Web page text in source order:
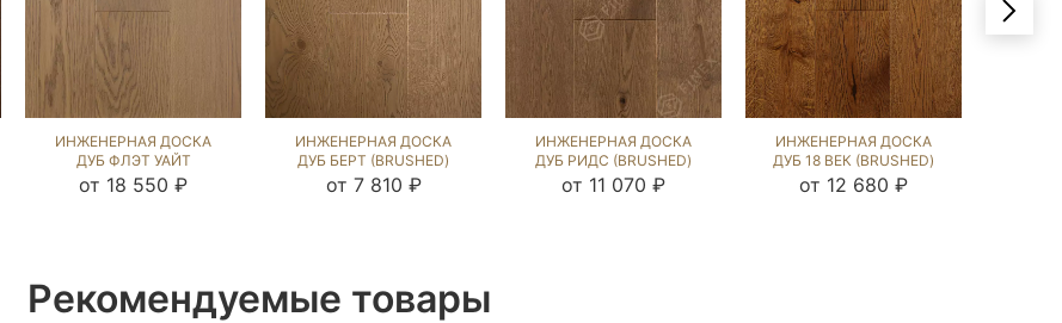
ИНЖЕНЕРНАЯ ДОСКА
ДУБ ФЛЭТ УАЙТ
(BRUSHED) 1040958
от 18 550 ₽
ИНЖЕНЕРНАЯ ДОСКА
ДУБ БЕРТ (BRUSHED)
812567
от 7 810 ₽
ИНЖЕНЕРНАЯ ДОСКА
ДУБ РИДС (BRUSHED)
140315
от 11 070 ₽
ИНЖЕНЕРНАЯ ДОСКА
ДУБ 18 ВЕК (BRUSHED)
1038775
от 12 680 ₽
Рекомендуемые товары